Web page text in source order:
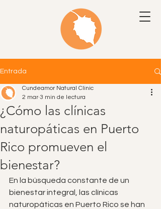
Entrada
¿Cómo las clínicas
naturopáticas en Puerto
Rico promueven el
bienestar?
Cundeamor Natural Clinic
2 mar 3 min de lectura
En la búsqueda constante de un
bienestar integral, las clínicas
naturopáticas en Puerto Rico se han